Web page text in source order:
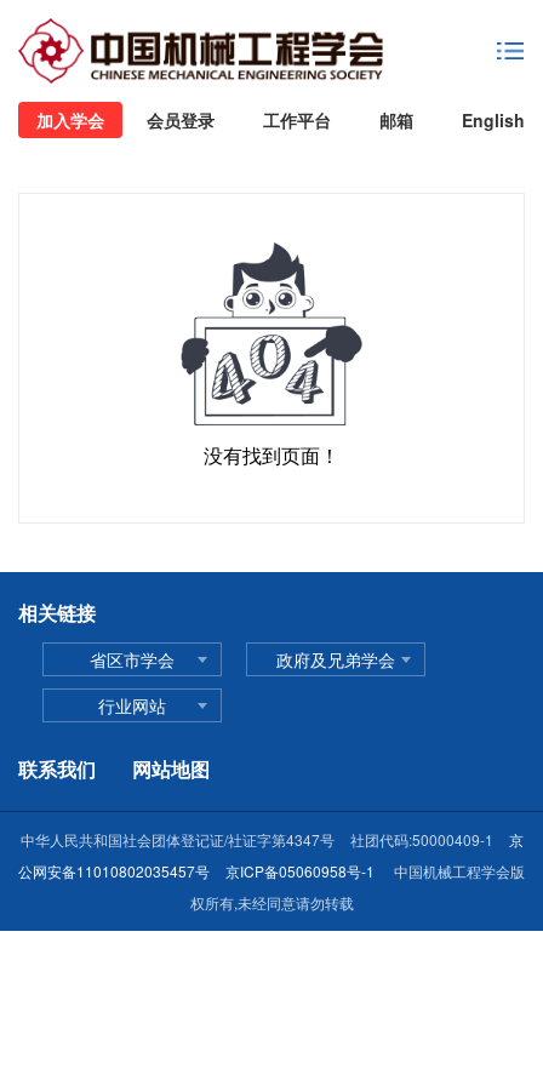
加入学会 会员登录 工作平台 邮箱 English
没有找到页面！
相关链接
省区市学会
政府及兄弟学会
行业网站
联系我们 网站地图
中华人民共和国社会团体登记证/社证字第4347号 社团代码:50000409-1
京
公网安备11010802035457号
京ICP备05060958号-1
中国机械工程学会版
权所有,未经同意请勿转载